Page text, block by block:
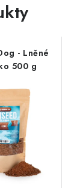
- Lněné
500 g